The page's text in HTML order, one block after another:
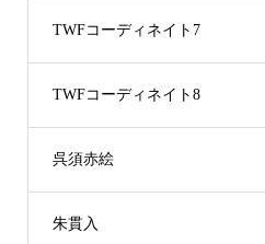
TWFコーディネイト7
TWFコーディネイト8
呉須赤絵
朱貫入